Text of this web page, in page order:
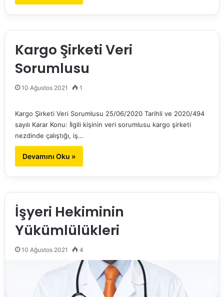
Kargo Şirketi Veri
Sorumlusu
10 Ağustos 2021 1
Kargo Şirketi Veri Sorumlusu 25/06/2020 Tarihli ve 2020/494
sayılı Karar Konu: İlgili kişinin veri sorumlusu kargo şirketi
nezdinde çalıştığı, iş…
Devamını Oku »
İşyeri Hekiminin
Yükümlülükleri
10 Ağustos 2021 4